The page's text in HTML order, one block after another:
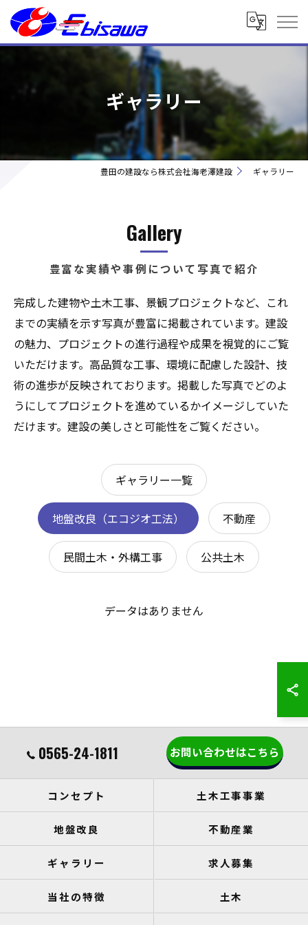
ギャラリー
豊田の建設なら株式会社海老澤建設 ギャラリー
Gallery
豊富な実績や事例について写真で紹介
完成した建物や土木工事、景観プロジェクトなど、これ
までの実績を示す写真が豊富に掲載されています。建設
の魅力、プロジェクトの進行過程や成果を視覚的にご覧
いただけます。高品質な工事、環境に配慮した設計、技
術の進歩が反映されております。掲載した写真でどのよ
うにしてプロジェクトを進めているかイメージしていた
だけます。建設の美しさと可能性をご覧ください。
ギャラリー一覧
地盤改良（エコジオ工法） 不動産
民間土木・外構工事 公共土木
データはありません
0565-24-1811 お問い合わせはこちら
コンセプト 土木工事事業
地盤改良 不動産業
ギャラリー 求人募集
当社の特徴 土木